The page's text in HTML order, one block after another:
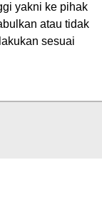
yakni ke pihak
atau tidak
sesuai